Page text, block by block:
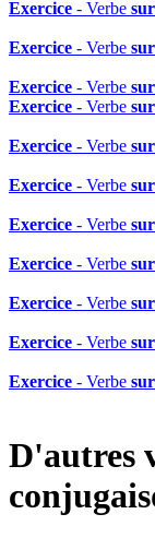
Exercice - Verbe
Exercice - Verbe
Exercice - Verbe
Exercice - Verbe
Exercice - Verbe
Exercice - Verbe
Exercice - Verbe
Exercice - Verbe
Exercice - Verbe
Exercice - Verbe
Exercice - Verbe
D'autres